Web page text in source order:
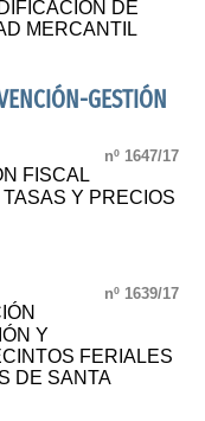
DE
MERCANTIL
GESTIÓN
nº 1647/17
FISCAL
Y PRECIOS
nº 1639/17
Y
FERIALES
DE SANTA